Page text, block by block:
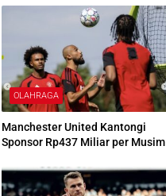
OLAHRAGA
Manchester United Kantongi
Sponsor Rp437 Miliar per Musim